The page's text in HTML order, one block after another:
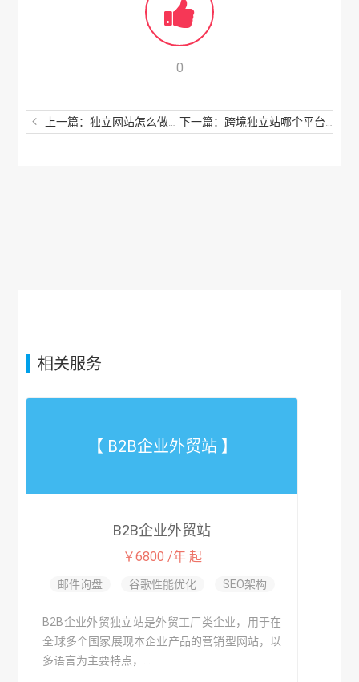
0
上一篇：独立网站怎么做？跨境电商独立网站如何搭建？
相关服务
【 B2B企业外贸站 】
B2B企业外贸站
￥6800 /年 起
邮件询盘 谷歌性能优化 SEO架构
B2B企业外贸独立站是外贸工厂类企业，用于在
全球多个国家展现本企业产品的营销型网站，以
多语言为主要特点，...